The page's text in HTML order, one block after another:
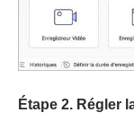
Étape 2. Régler